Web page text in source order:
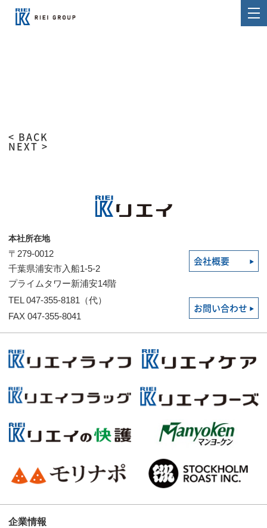
< BACK
NEXT >
本社所在地
〒279-0012
千葉県浦安市入船1-5-2
プライムタワー新浦安14階
会社概要
TEL 047-355-8181（代）
FAX 047-355-8041
お問い合わせ
企業情報